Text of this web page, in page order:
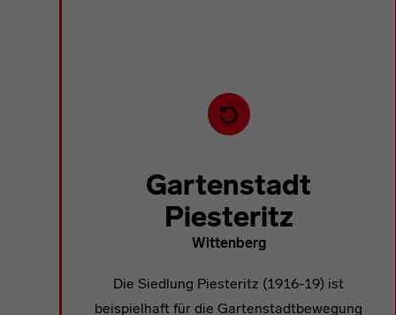
Zeigt einen anderen Ort an.
Gartenstadt
Piesteritz
Wittenberg
Die Siedlung Piesteritz (1916-19) ist
beispielhaft für die Gartenstadtbewegung